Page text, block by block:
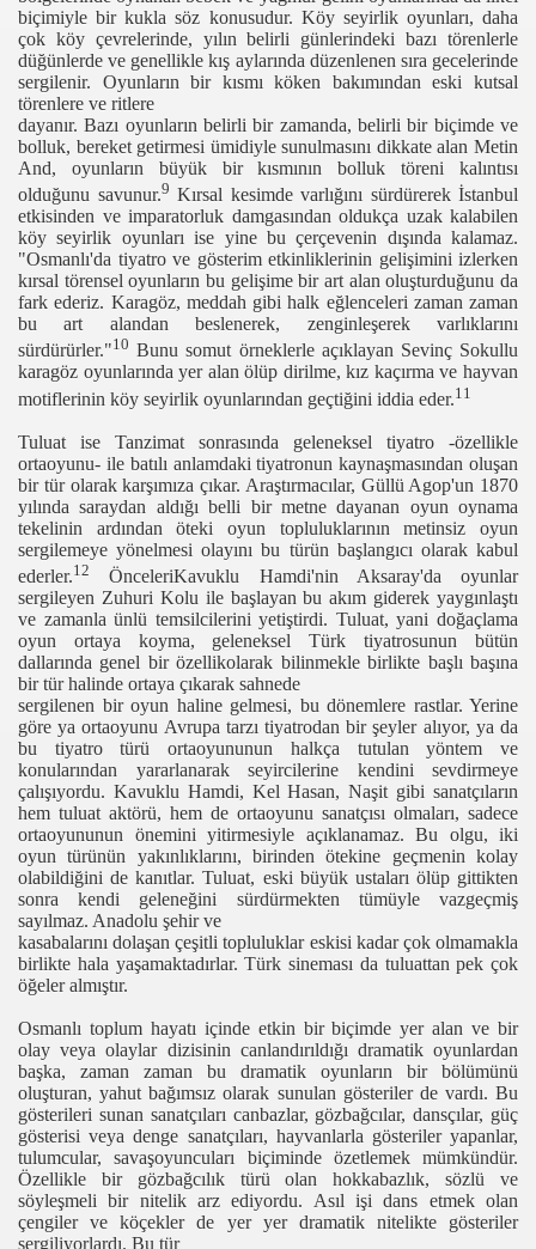
biçimiyle bir kukla söz konusudur. Köy seyirlik oyunları, daha
çok köy çevrelerinde, yılın belirli günlerindeki bazı törenlerle
düğünlerde ve genellikle kış aylarında düzenlenen sıra gecelerinde
sergilenir. Oyunların bir kısmı köken bakımından eski kutsal
törenlere ve ritlere
dayanır. Bazı oyunların belirli bir zamanda, belirli bir biçimde ve
bolluk, bereket getirmesi ümidiyle sunulmasını dikkate alan Metin
And, oyunların büyük bir kısmının bolluk töreni kalıntısı
olduğunu savunur.9 Kırsal kesimde varlığını sürdürerek İstanbul
etkisinden ve imparatorluk damgasından oldukça uzak kalabilen
köy seyirlik oyunları ise yine bu çerçevenin dışında kalamaz.
"Osmanlı'da tiyatro ve gösterim etkinliklerinin gelişimini izlerken
kırsal törensel oyunların bu gelişime bir art alan oluşturduğunu da
fark ederiz. Karagöz, meddah gibi halk eğlenceleri zaman zaman
bu art alandan beslenerek, zenginleşerek varlıklarını
sürdürürler."10 Bunu somut örneklerle açıklayan Sevinç Sokullu
karagöz oyunlarında yer alan ölüp dirilme, kız kaçırma ve hayvan
motiflerinin köy seyirlik oyunlarından geçtiğini iddia eder.11
Tuluat ise Tanzimat sonrasında geleneksel tiyatro -özellikle
ortaoyunu- ile batılı anlamdaki tiyatronun kaynaşmasından oluşan
bir tür olarak karşımıza çıkar. Araştırmacılar, Güllü Agop'un 1870
yılında saraydan aldığı belli bir metne dayanan oyun oynama
tekelinin ardından öteki oyun topluluklarının metinsiz oyun
sergilemeye yönelmesiolayınıbu türün başlangıcı olarak kabul
ederler.12 ÖnceleriKavuklu Hamdi'nin Aksaray'da oyunlar
sergileyen Zuhuri Kolu ile başlayanbuakım giderek yaygınlaştı
ve zamanla ünlü temsilcileriniyetiştirdi. Tuluat, yanidoğaçlama
oyun ortaya koyma, geleneksel Türk tiyatrosunun bütün
dallarında genel bir özellikolarak bilinmekle birlikte başlı başına
bir tür halinde ortaya çıkarak sahnede
sergilenen bir oyun haline gelmesi, bu dönemlere rastlar. Yerine
göre ya ortaoyunu Avrupa tarzıtiyatrodanbir şeyler alıyor, ya da
bu tiyatro türü ortaoyununun halkça tutulan yöntem ve
konularından yararlanarak seyircilerine kendini sevdirmeye
çalışıyordu. Kavuklu Hamdi, Kel Hasan,Naşit gibisanatçıların
hem tuluat aktörü, hem de ortaoyunu sanatçısı olmaları, sadece
ortaoyununun önemini yitirmesiyle açıklanamaz. Bu olgu, iki
oyun türünün yakınlıklarını,birinden ötekine geçmeninkolay
olabildiğinidekanıtlar.Tuluat, eski büyük ustaları ölüp gittikten
sonra kendi geleneğini sürdürmekten tümüyle vazgeçmiş
sayılmaz. Anadolu şehirve
kasabalarını dolaşan çeşitlitopluluklar eskisi kadar çok olmamakla
birlikte hala yaşamaktadırlar.Türk sineması da tuluattan pek çok
öğeleralmıştır.
Osmanlı toplum hayatı içinde etkin bir biçimde yer alan ve bir
olay veya olaylar dizisinin canlandırıldığı dramatik oyunlardan
başka, zaman zaman bu dramatik oyunların bir bölümünü
oluşturan,yahutbağımsızolarak sunulan gösteriler de vardı. Bu
gösterileri sunan sanatçıları canbazlar, gözbağcılar, dansçılar, güç
gösterisi veya denge sanatçıları, hayvanlarla gösteriler yapanlar,
tulumcular,savaşoyuncuları biçiminde özetlemek mümkündür.
Özellikle bir gözbağcılık türü olanhokkabazlık,sözlü ve
söyleşmelibir nitelik arz ediyordu. Asıl işidans etmek olan
çengiler ve köçekler de yer yer dramatik nitelikte gösteriler
sergiliyorlardı. Bu tür